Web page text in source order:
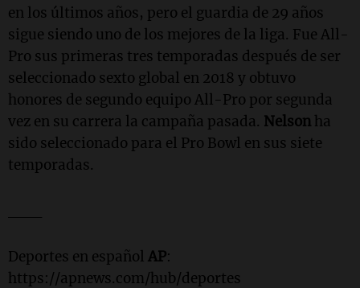
en los últimos años, pero el guardia de 29 años
sigue siendo uno de los mejores de la liga. Fue All-
Pro sus primeras tres temporadas después de ser
seleccionado sexto global en 2018 y obtuvo
honores de segundo equipo All-Pro por segunda
vez en su carrera la campaña pasada. Nelson ha
sido seleccionado para el Pro Bowl en sus siete
temporadas.
Deportes en español AP:
https://apnews.com/hub/deportes